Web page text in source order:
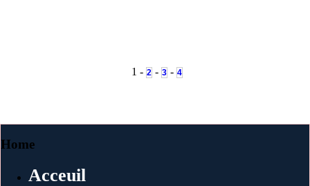
1 - 2 - 3 - 4
Home
Acceuil